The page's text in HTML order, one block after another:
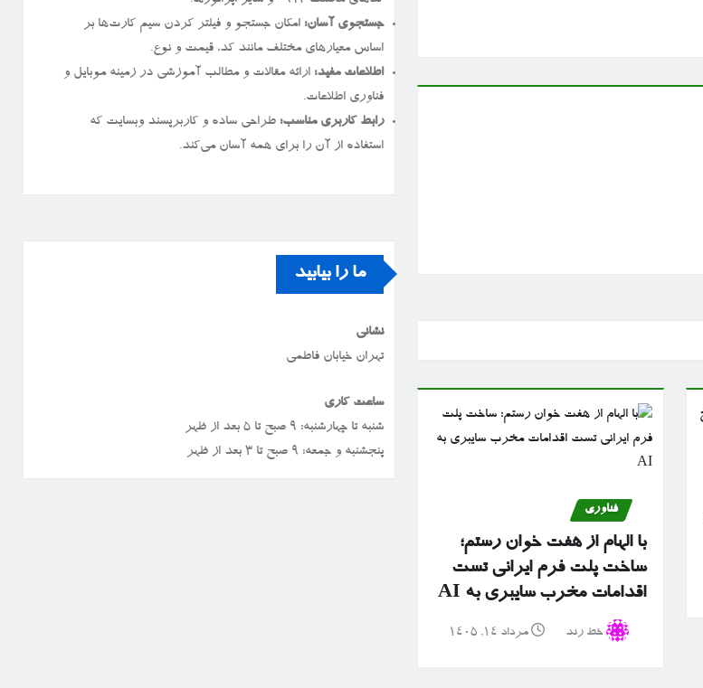
فناوری
با الهام از هفت خوان رستم؛
ساخت پلت فرم ایرانی تست
اقدامات مخرب سایبری به AI
خط رند مرداد ۱۴, ۱۴۰۵
جستجوی آسان: امکان جستجو و فیلتر کردن سیم کارت‌ها بر
اساس معیارهای مختلف مانند کد، قیمت و نوع.
اطلاعات مفید: ارائه مقالات و مطالب آموزشی در زمینه موبایل و
فناوری اطلاعات.
رابط کاربری مناسب: طراحی ساده و کاربرپسند وبسایت که
استفاده از آن را برای همه آسان می‌کند.
ما را بیابید
نشانی
تهران خیابان فاطمی
ساعت کاری
شنبه تا چهارشنبه: ۹ صبح تا ۵ بعد از ظهر
پنجشنبه و جمعه: ۹ صبح تا ۳ بعد از ظهر